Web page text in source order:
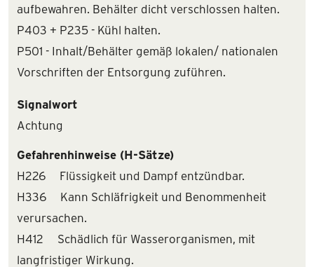
aufbewahren. Behälter dicht verschlossen halten.
P403 + P235 - Kühl halten.
P501 - Inhalt/Behälter gemäß lokalen/ nationalen
Vorschriften der Entsorgung zuführen.
Signalwort
Achtung
Gefahrenhinweise (H-Sätze)
H226 Flüssigkeit und Dampf entzündbar.
H336 Kann Schläfrigkeit und Benommenheit
verursachen.
H412 Schädlich für Wasserorganismen, mit
langfristiger Wirkung.